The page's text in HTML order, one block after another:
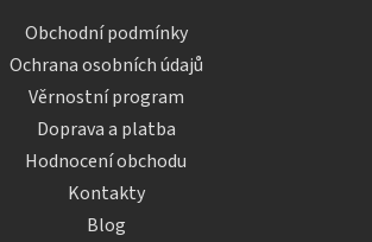
Obchodní podmínky
Ochrana osobních údajů
Věrnostní program
Doprava a platba
Hodnocení obchodu
Kontakty
Blog